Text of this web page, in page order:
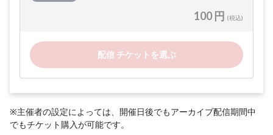
100 円 (税込)
配信 チケットを選ぶ
※主催者の設定によっては、開催日後でもアーカイブ配信期間中
でもチケット購入が可能です。